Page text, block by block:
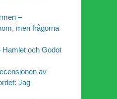
–
men frågorna
Hamlet och Godot
av
Jag